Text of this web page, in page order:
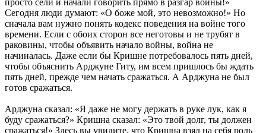
Сегодня люди думают: «О боже мой, это невозможно!» Но
сначала вам нужно понять кодекс поведения на войне того
времени. Если с обоих сторон все неготовы и не трубят в
раковины, чтобы объявить начало войны, война не
начиналась. Даже если бы Кришне потребовалось пять дней,
чтобы объяснить Арджуне Гиту, им всем пришлось бы ждать
пять дней, прежде чем начать сражаться. А Арджуна не был
готов сражаться.
Арджуна сказал: «Я даже не могу держать в руке лук, как я
буду сражаться?» Кришна сказал: «Это твой долг, ты должен
сражаться!» Здесь вы увидите, что Кришна взял на себя роль